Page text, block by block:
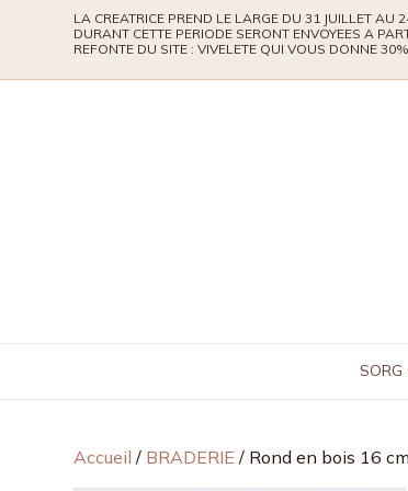
LA CREATRICE PREND LE LARGE DU 31 JUILLET AU
DURANT CETTE PERIODE SERONT ENVOYEES A
REFONTE DU SITE : VIVELETE QUI VOUS DONNE
SORG
Accueil / BRADERIE / Rond en bois 16